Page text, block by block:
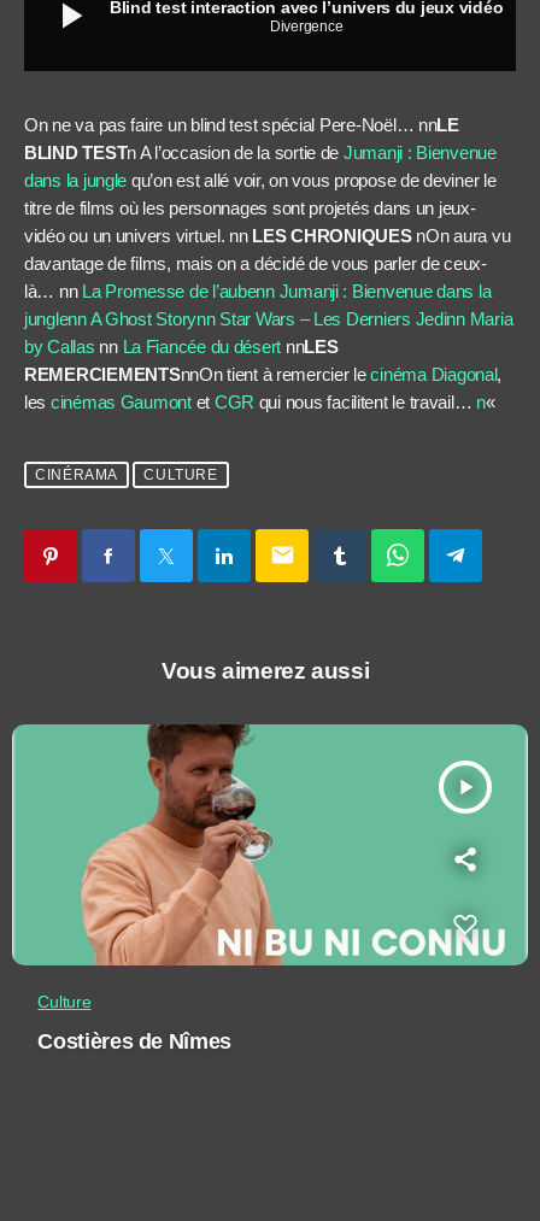
play_arrow Blind test interaction avec l’univers du jeux vidéo
Divergence
On ne va pas faire un blind test spécial Pere-Noël… nnLE
BLIND TESTn A l’occasion de la sortie de Jumanji : Bienvenue
dans la jungle qu’on est allé voir, on vous propose de deviner le
titre de films où les personnages sont projetés dans un jeux-
vidéo ou un univers virtuel. nn LES CHRONIQUESnOn aura vu
davantage de films, mais on a décidé de vous parler de ceux-
là… nn La Promesse de l’aubenn Jumanji : Bienvenue dans la
junglennA Ghost Storynn Star Wars – Les Derniers Jedinn Maria
by Callas nn La Fiancée du désert nnLES
REMERCIEMENTSnnOn tient à remercier lecinéma Diagonal,
les cinémas Gaumont et CGR qui nous facilitent le travail… n«
CINÉRAMA CULTURE
email
Vous aimerez aussi
play_arrow
Culture
Costières de Nîmes